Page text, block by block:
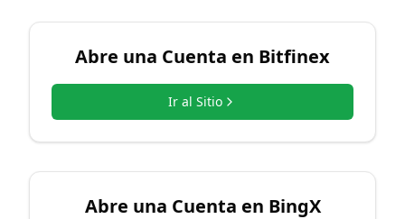
Abre una Cuenta en Bitfinex
Ir al Sitio
Abre una Cuenta en BingX